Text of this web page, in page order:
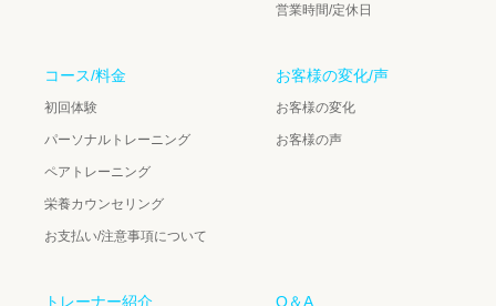
営業時間/定休日
コース/料金
初回体験
パーソナルトレーニング
ペアトレーニング
栄養カウンセリング
お支払い/注意事項について
お客様の変化/声
お客様の変化
お客様の声
トレーナー紹介 Q＆A